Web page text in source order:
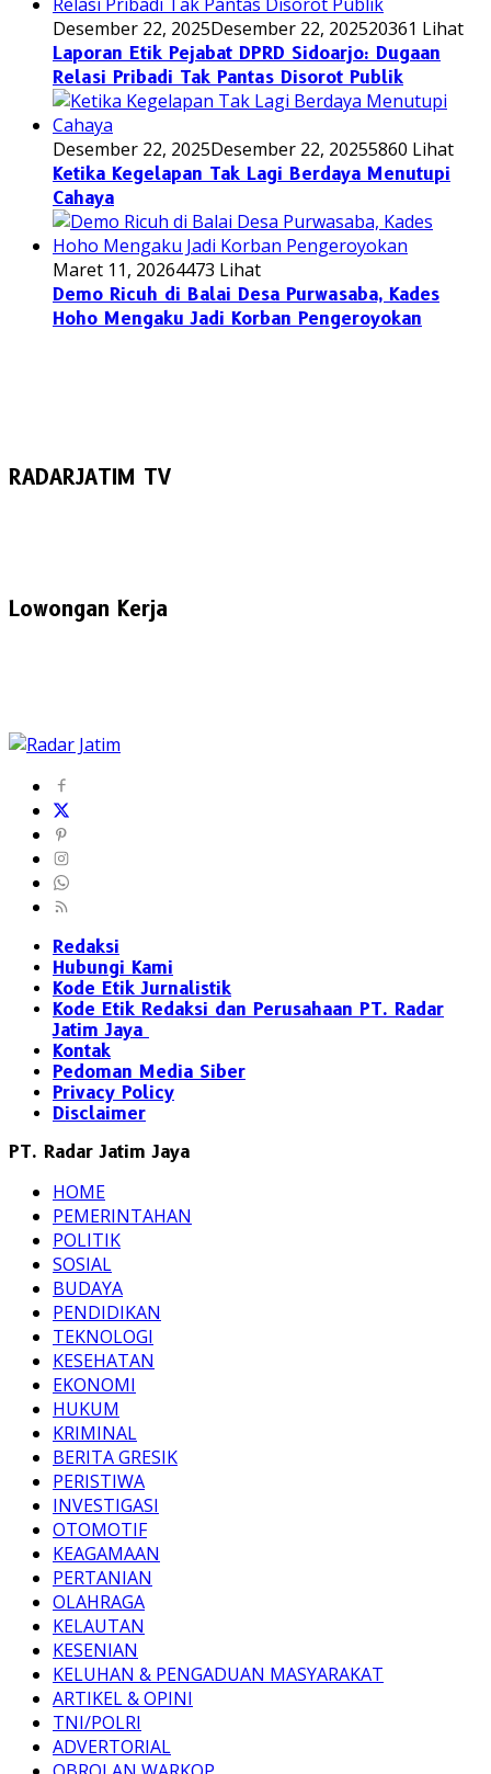
Desember 22, 2025Desember 22, 202520361 Lihat
Laporan Etik Pejabat DPRD Sidoarjo: Dugaan
Relasi Pribadi Tak Pantas Disorot Publik
Desember 22, 2025Desember 22, 20255860 Lihat
Ketika Kegelapan Tak Lagi Berdaya Menutupi
Cahaya
Maret 11, 20264473 Lihat
Demo Ricuh di Balai Desa Purwasaba, Kades
Hoho Mengaku Jadi Korban Pengeroyokan
RADARJATIM TV
Lowongan Kerja
Redaksi
Hubungi Kami
Kode Etik Jurnalistik
Kode Etik Redaksi dan Perusahaan PT. Radar
Jatim Jaya
Kontak
Pedoman Media Siber
Privacy Policy
Disclaimer
PT. Radar Jatim Jaya
HOME
PEMERINTAHAN
POLITIK
SOSIAL
BUDAYA
PENDIDIKAN
TEKNOLOGI
KESEHATAN
EKONOMI
HUKUM
KRIMINAL
BERITA GRESIK
PERISTIWA
INVESTIGASI
OTOMOTIF
KEAGAMAAN
PERTANIAN
OLAHRAGA
KELAUTAN
KESENIAN
KELUHAN & PENGADUAN MASYARAKAT
ARTIKEL & OPINI
TNI/POLRI
ADVERTORIAL